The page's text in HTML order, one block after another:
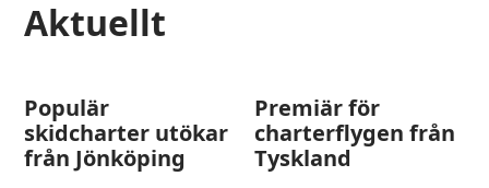
aktuellt
Populär
skidcharter utökar
från Jönköping
Premiär för
charterflygen från
Tyskland